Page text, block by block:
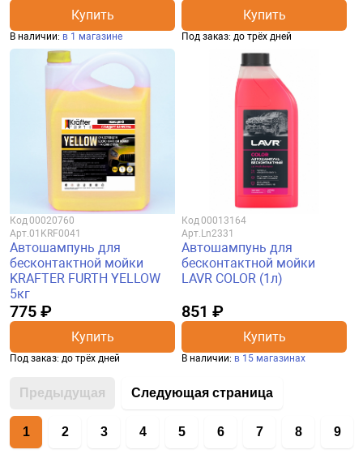
Купить
В наличии: в 1 магазине
Купить
Под заказ: до трёх дней
Код00020760
Арт.01KRF0041
Автошампунь для
бесконтактной мойки
KRAFTER FURTH YELLOW
5кг
775 ₽
Купить
Под заказ: до трёх дней
Код00013164
Арт. Ln2331
Автошампунь для
бесконтактной мойки
LAVR COLOR (1л)
851 ₽
Купить
В наличии: в 15 магазинах
Предыдущая Следующая страница
1 2 3 4 5 6 7 8 9